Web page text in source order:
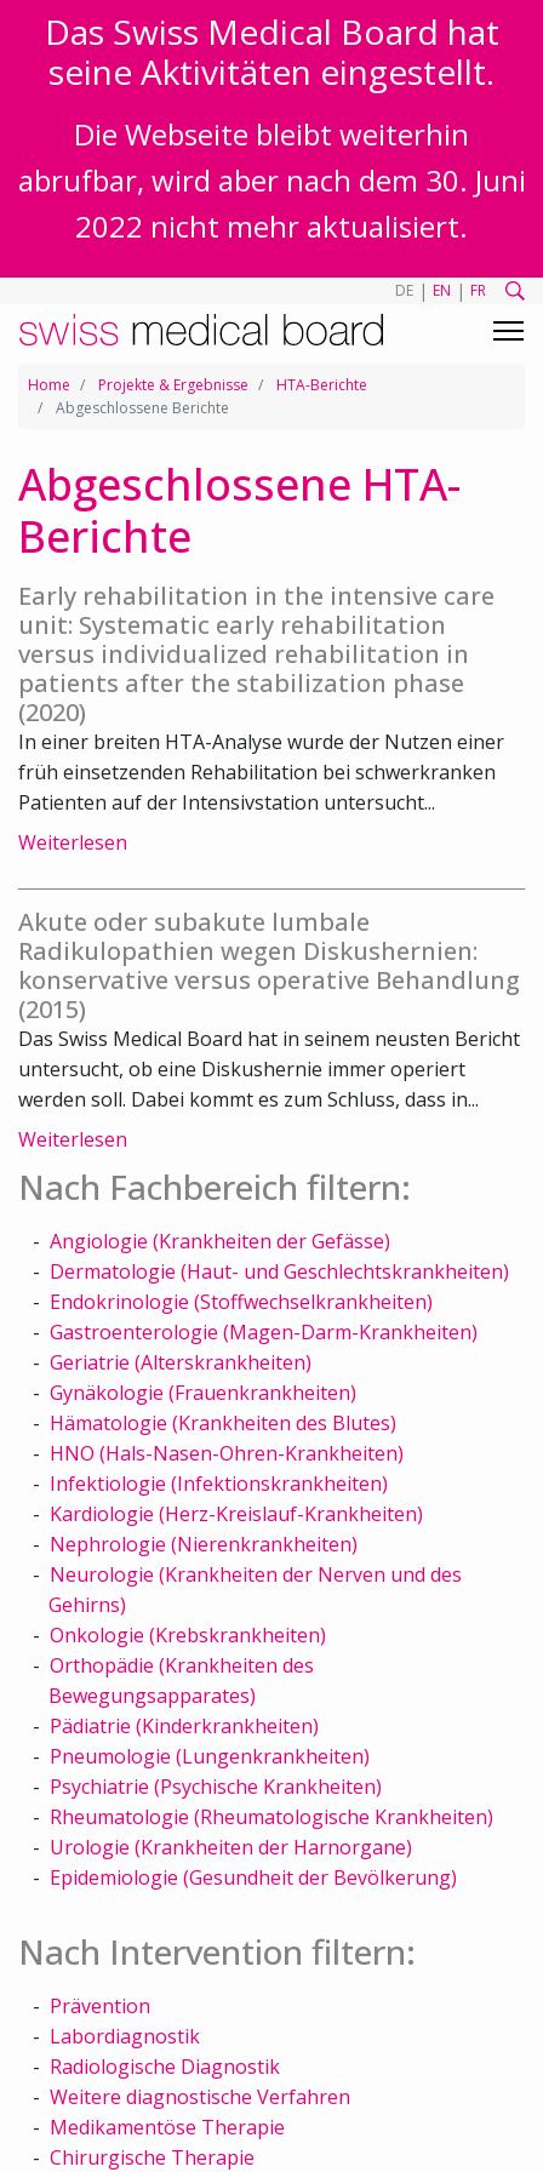
Das Swiss Medical Board hat
seine Aktivitäten eingestellt.
Die Webseite bleibt weiterhin
abrufbar, wird aber nach dem 30. Juni
2022 nicht mehr aktualisiert.
DE | EN | FR
Home Projekte & Ergebnisse
HTA-Berichte
Abgeschlossene Berichte
Abgeschlossene HTA-
Berichte
Early rehabilitation in the intensive care
unit: Systematic early rehabilitation
versus individualized rehabilitation in
patients after the stabilization phase
(2020)
In einer breiten HTA-Analyse wurde der Nutzen einer
früh einsetzenden Rehabilitation bei schwerkranken
Patienten auf der Intensivstation untersucht...
Weiterlesen
Akute oder subakute lumbale
Radikulopathien wegen Diskushernien:
konservative versus operative Behandlung
(2015)
Das Swiss Medical Board hat in seinem neusten Bericht
untersucht, ob eine Diskushernie immer operiert
werden soll. Dabei kommt es zum Schluss, dass in...
Weiterlesen
Nach Fachbereich filtern:
Angiologie (Krankheiten der Gefässe)
Dermatologie (Haut- und Geschlechtskrankheiten)
Endokrinologie (Stoffwechselkrankheiten)
Gastroenterologie (Magen-Darm-Krankheiten)
Geriatrie (Alterskrankheiten)
Gynäkologie (Frauenkrankheiten)
Hämatologie (Krankheiten des Blutes)
HNO (Hals-Nasen-Ohren-Krankheiten)
Infektiologie (Infektionskrankheiten)
Kardiologie (Herz-Kreislauf-Krankheiten)
Nephrologie (Nierenkrankheiten)
Neurologie (Krankheiten der Nerven und des
Gehirns)
Onkologie (Krebskrankheiten)
Orthopädie (Krankheiten des
Bewegungsapparates)
Pädiatrie (Kinderkrankheiten)
Pneumologie (Lungenkrankheiten)
Psychiatrie (Psychische Krankheiten)
Rheumatologie (Rheumatologische Krankheiten)
Urologie (Krankheiten der Harnorgane)
Epidemiologie (Gesundheit der Bevölkerung)
Nach Intervention filtern:
Prävention
Labordiagnostik
Radiologische Diagnostik
Weitere diagnostische Verfahren
Medikamentöse Therapie
Chirurgische Therapie